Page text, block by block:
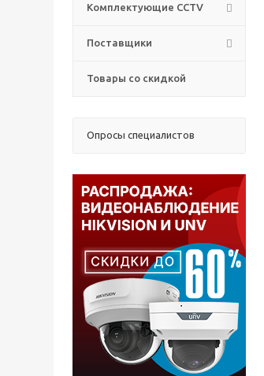
Комплектующие CCTV
Поставщики
Товары со скидкой
Опросы специалистов